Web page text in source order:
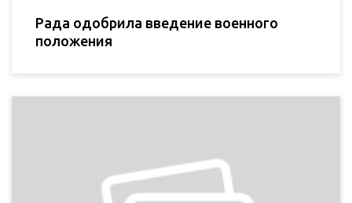
Рада одобрила введение военного
положения